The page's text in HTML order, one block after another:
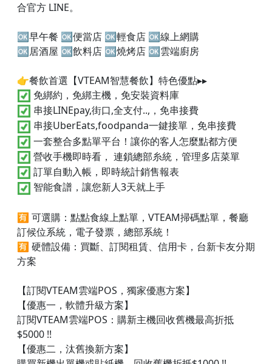
合官方 LINE。
🆗早午餐 🆗便當店 🆗輕食店 🆗線上網購
🆗居酒屋 🆗飲料店 🆗燒烤店 🆗雲端廚房
👉餐飲首選【VTEAM智慧餐飲】特色優點▸▸
免綁約，免綁主機，免安裝資料庫
串接LINEpay,街口,全支付..,，免串接費
串接UberEats,foodpanda一鍵接單，免串接費
一套整合多點單平台！讓你的客人怎麼點都方便
營收手機即時看， 連鎖總部糸統，管理多店菜單
訂單自動入帳，即時統計銷售報表
智能食譜，讓您新人3天就上手
🈶 可選購：點點食線上點單，VTEAM掃碼點單，餐廳
訂候位系統，電子發票，總部系統！
🈶 硬體設備：買斷、訂閱租賃、信用卡，台新卡友分期
方案
【訂閱VTEAM雲端POS，獨家優惠方案】
【優惠一，軟體升級方案】
訂閱VTEAM雲端POS：購新主機回收舊機最高折抵
$5000 !!
【優惠二，汰舊換新方案】